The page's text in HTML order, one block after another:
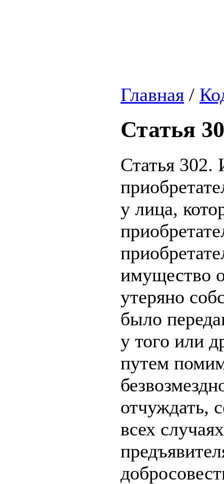
Главная /
Статья
Статья 302.
у лица,
имущество
утеряно
было
у того или
путем
отчуждать,
всех